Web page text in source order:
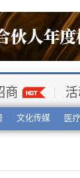
文化传媒 医
商